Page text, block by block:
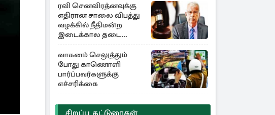
ரவி செனவிரத்னவுக்கு
எதிரான சாலை விபத்து
வழக்கில் நீதிமன்ற
இடைக்கால தடை
உத்தரவு!
வாகனம் செலுத்தும்
போது காணொளி
பார்ப்பவர்களுக்கு
எச்சரிக்கை
சிறப்பு கட்டுரைகள்